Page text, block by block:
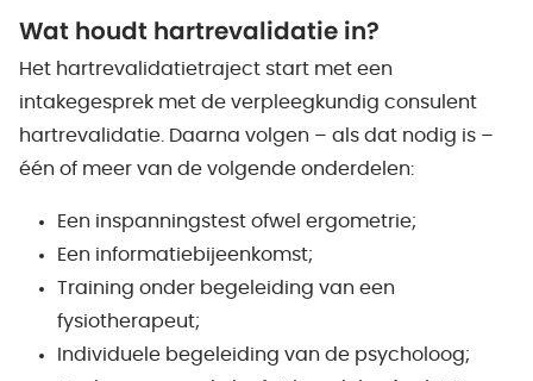
Wat houdt hartrevalidatie in?
Het hartrevalidatietraject start met een
intakegesprek met de verpleegkundig consulent
hartrevalidatie. Daarna volgen – als dat nodig is –
één of meer van de volgende onderdelen:
Een inspanningstest ofwel ergometrie;
Een informatiebijeenkomst;
Training onder begeleiding van een
fysiotherapeut;
Individuele begeleiding van de psycholoog;